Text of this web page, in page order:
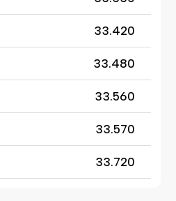
33.420
33.480
33.560
33.570
33.720